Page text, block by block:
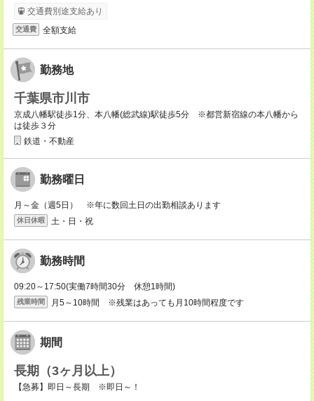
交通費別途支給あり
交通費 全額支給
勤務地
千葉県市川市
京成八幡駅徒歩1分、本八幡(総武線)駅徒歩5分 ※都営新宿線の本八幡から
は徒歩３分
鉄道・不動産
勤務曜日
月～金（週5日） ※年に数回土日の出勤相談あります
休日休暇 土・日・祝
勤務時間
09:20～17:50(実働7時間30分 休憩1時間)
残業時間 月5～10時間 ※残業はあっても月10時間程度です
期間
長期（3ヶ月以上）
【急募】即日～長期 ※即日～！